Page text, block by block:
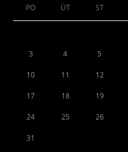
PO ÚT ST
3 4 5
10 11 12
17 18 19
24 25 26
31